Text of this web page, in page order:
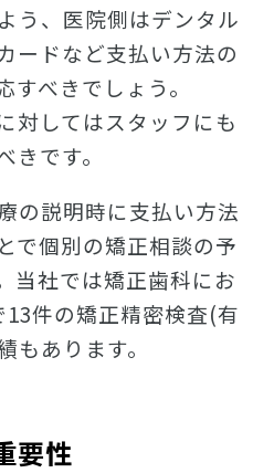
う、医院側はデンタル
ードなど支払い方法の
べきでしょう。
対してはスタッフにも
です。
の説明時に支払い方法
で個別の矯正相談の予
当社では矯正歯科にお
件の矯正精密検査(有
もあります。
要性